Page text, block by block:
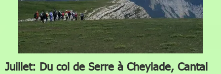
Juillet: Du col de Serre à Cheylade, Cantal